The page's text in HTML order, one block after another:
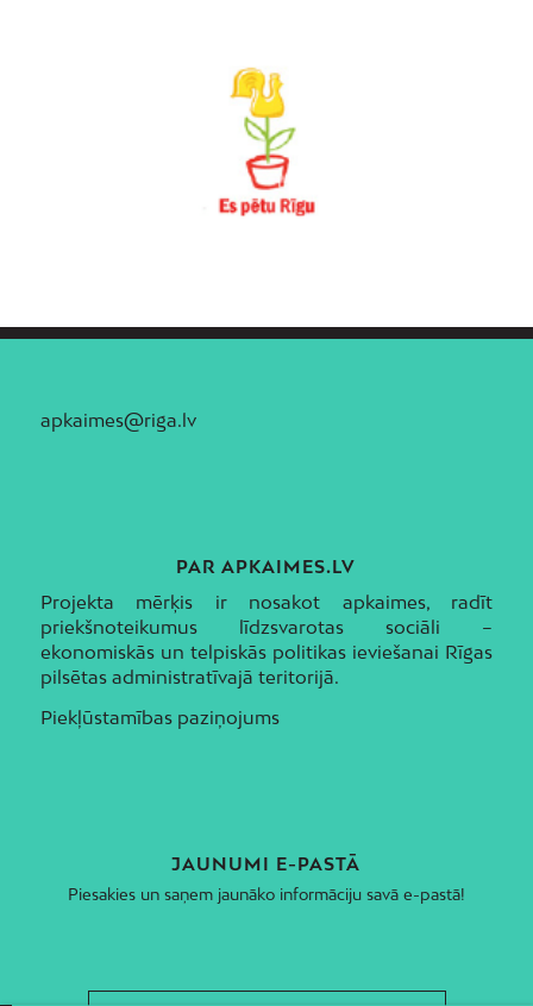
apkaimes@riga.lv
PAR APKAIMES.LV
Projekta mērķis ir nosakot apkaimes, radīt
priekšnoteikumus līdzsvarotas sociāli –
ekonomiskās un telpiskās politikas ieviešanai Rīgas
pilsētas administratīvajā teritorijā.
Piekļūstamības paziņojums
JAUNUMI E-PASTĀ
Piesakies un saņem jaunāko informāciju savā e-pastā!